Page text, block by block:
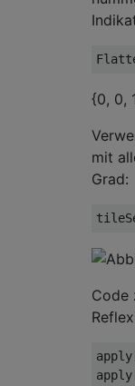
{0, 0,
mit
Grad:
Code